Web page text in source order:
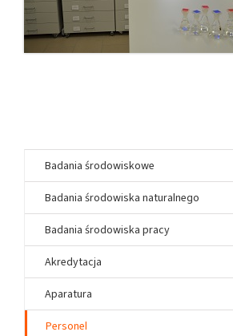
Badania środowiskowe
Badania środowiska naturalnego
Badania środowiska pracy
Akredytacja
Aparatura
Personel